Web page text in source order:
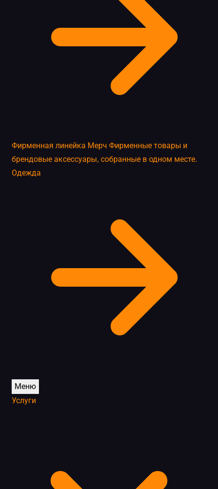
Фирменная линейка Мерч Фирменные товары и
брендовые аксессуары, собранные в одном месте.
Одежда
Меню
Услуги